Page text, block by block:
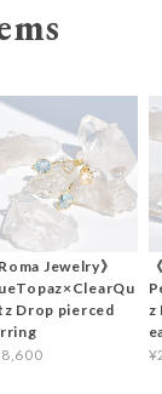
Roma Jewelry》
Drop pierced
z